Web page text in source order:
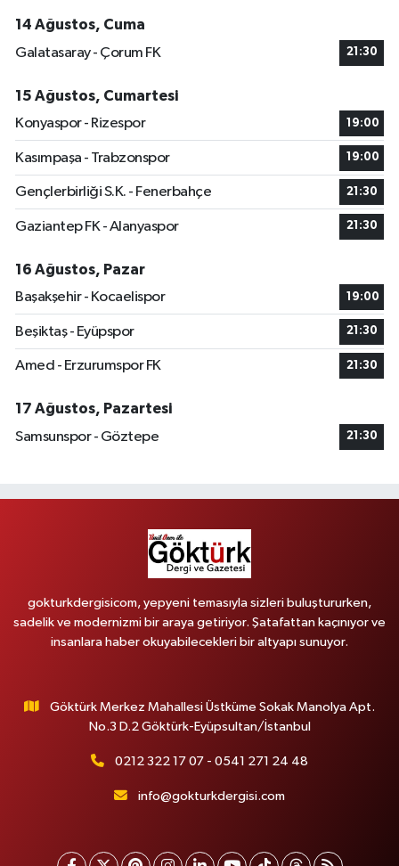
14 Ağustos, Cuma
Galatasaray - Çorum FK
21:30
15 Ağustos, Cumartesi
Konyaspor - Rizespor
19:00
Kasımpaşa - Trabzonspor 19:00
Gençlerbirliği S.K. - Fenerbahçe 21:30
Gaziantep FK - Alanyaspor 21:30
16 Ağustos, Pazar
Başakşehir - Kocaelispor
19:00
Beşiktaş - Eyüpspor 21:30
Amed - Erzurumspor FK 21:30
17 Ağustos, Pazartesi
Samsunspor - Göztepe
21:30
gokturkdergisicom, yepyeni temasıyla sizleri buluştururken,
sadelik ve modernizmi bir araya getiriyor. Şatafattan kaçınıyor ve
insanlara haber okuyabilecekleri bir altyapı sunuyor.
Göktürk Merkez Mahallesi Üstküme Sokak Manolya Apt.
No.3 D.2 Göktürk-Eyüpsultan/İstanbul
0212 322 17 07 - 0541 271 24 48
info@gokturkdergisi.com